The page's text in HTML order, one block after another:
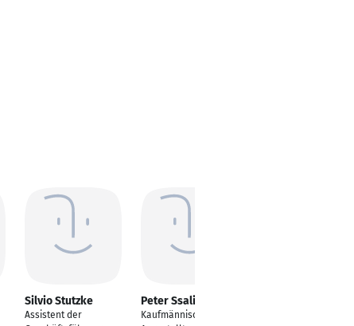
Silvio Stutzke
Assistent der
Peter Ssali
Kaufmännischer